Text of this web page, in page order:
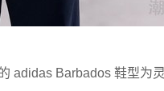
adidas Barbados 鞋型为